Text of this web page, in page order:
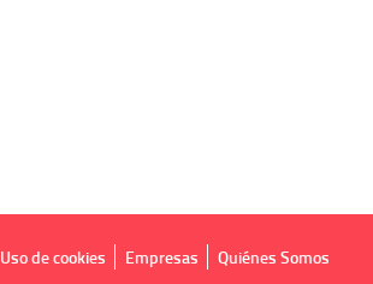
Uso de cookies Empresas Quiénes Somos